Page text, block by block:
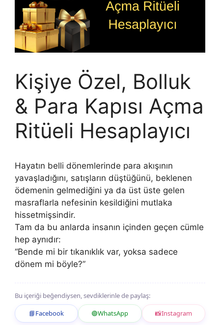
Kişiye Özel, Bolluk
& Para Kapısı Açma
Ritüeli Hesaplayıcı
Hayatın belli dönemlerinde para akışının
yavaşladığını, satışların düştüğünü, beklenen
ödemenin gelmediğini ya da üst üste gelen
masraflarla nefesinin kesildiğini mutlaka
hissetmişsindir.
Tam da bu anlarda insanın içinden geçen cümle
hep aynıdır:
“Bende mi bir tıkanıklık var, yoksa sadece
dönem mi böyle?”
Bu içeriği beğendiysen, sevdiklerinle de paylaş:
📘Facebook 🟢WhatsApp 📸Instagram